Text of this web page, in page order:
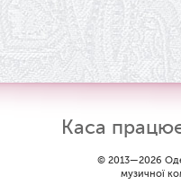
Каса
© 2013—2026
музичної